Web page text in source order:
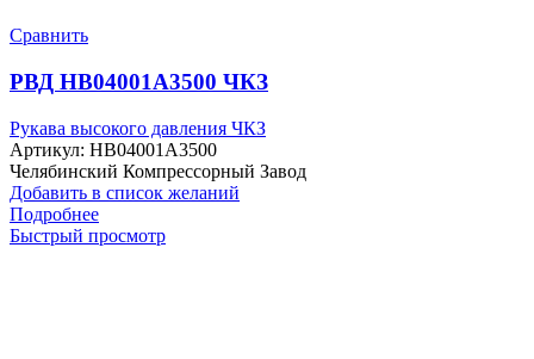
Сравнить
РВД HB04001A3500 ЧКЗ
Рукава высокого давления ЧКЗ
Артикул: HB04001A3500
Челябинский Компрессорный Завод
Добавить в список желаний
Подробнее
Быстрый просмотр